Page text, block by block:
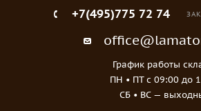
+7(495)775 72 74
График работы
ПН • ПТ c 09:00 до
СБ • ВС —